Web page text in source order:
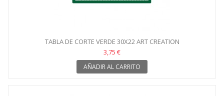
TABLA DE CORTE VERDE 30X22 ART CREATION
3,75 €
AÑADIR AL CARRITO